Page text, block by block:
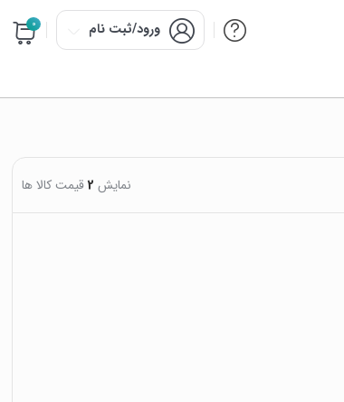
ورود/ثبت نام 0
نمایش 2 قیمت کالا ها